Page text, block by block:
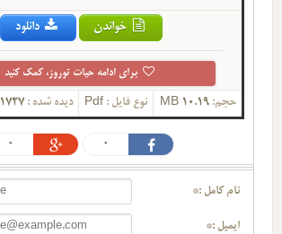
خواندن دانلود
برای ادامه حیات توروز، کمک کنید
حجم:10.19 MB نوع فایل : Pdf دیده شده :1727
0
0
نام کامل :*
ایمیل :*